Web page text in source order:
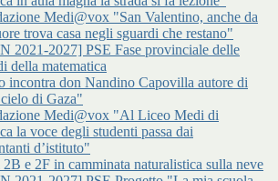
Medi@vox "San Valentino, anche da
trova casa negli sguardi che restano"
2021-2027] PSE Fase provinciale delle
della matematica
incontra don Nandino Capovilla autore di
di Gaza"
Medi@vox "Al Liceo Medi di
la voce degli studenti passa dai
d’istituto"
2B e 2F in camminata naturalistica sulla neve